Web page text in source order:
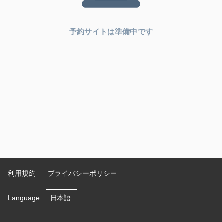
予約サイトは準備中です
利用規約 プライバシーポリシー
Language: